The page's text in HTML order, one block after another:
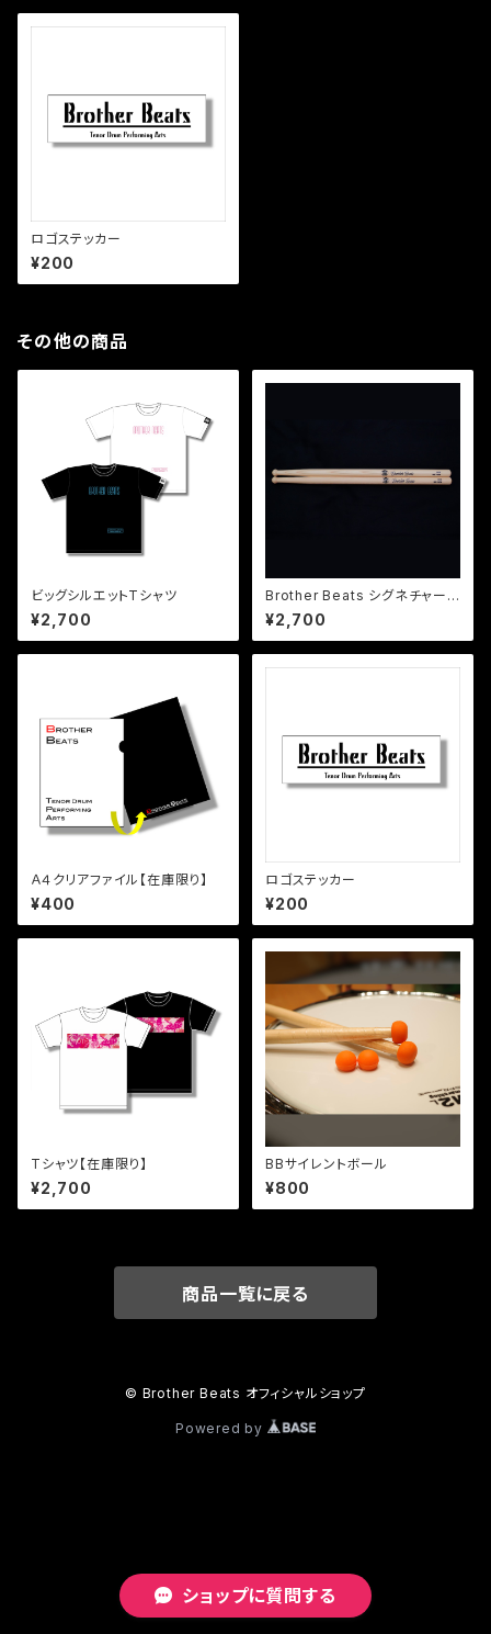
ショップに質問する
ロゴステッカー
¥200
その他の商品
ビッグシルエットTシャツ
¥2,700
Brother Beats シグネチャース
ティック
¥2,700
Ａ４クリアファイル【在庫限り】
¥400
ロゴステッカー
¥200
Tシャツ【在庫限り】
¥2,700
BBサイレントボール
¥800
商品一覧に戻る
© Brother Beats オフィシャルショップ
Powered by